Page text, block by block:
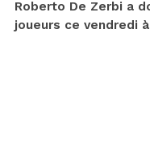
Roberto De Zerbi a
joueurs ce vendredi